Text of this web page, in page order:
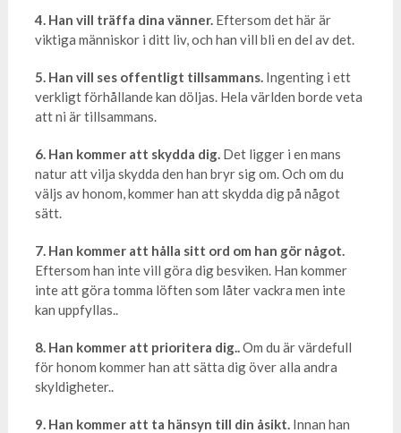
4. Han vill träffa dina vänner.Eftersom det här är
viktiga människor i ditt liv, och han vill bli en del av det.
5. Han vill ses offentligt tillsammans.Ingenting i ett
verkligt förhållande kan döljas. Hela världen borde veta
att ni är tillsammans.
6. Han kommer att skydda dig.Det ligger i en mans
natur att vilja skydda den han bryr sig om. Och om du
väljs av honom, kommer han att skydda dig på något
sätt.
7. Han kommer att hålla sitt ord om han gör något.
Eftersom han inte vill göra dig besviken. Han kommer
inte att göra tomma löften som låter vackra men inte
kan uppfyllas..
8. Han kommer att prioritera dig..Om du är värdefull
för honom kommer han att sätta dig över alla andra
skyldigheter..
9. Han kommer att ta hänsyn till din åsikt.Innan han